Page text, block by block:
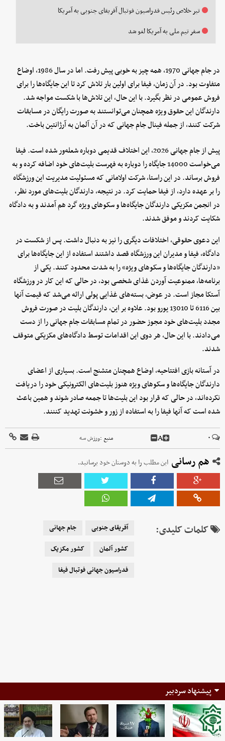
تیر خلاص رئیس فدراسیون فوتبال آفریقای جنوبی به آمریکا
سفر تیم ملی به آمریکا لغو شد
در جام جهانی 1970، همه چیز به خوبی پیش رفت. اما در سال 1986، اوضاع
متفاوت بود. در آن زمان، فیفا برای اولین بار تلاش کرد تا این جایگاه‌ها را برای
فروش عمومی در نظر بگیرد. با این حال، این تلاش‌ها با شکست مواجه شد.
دارندگان این حقوق ویژه همچنان می‌توانستند به صورت رایگان در مسابقات
شرکت کنند، از جمله فینال جام جهانی که در آن آلمان به آرژانتین باخت.
پیش از جام جهانی 2026، این اختلاف قدیمی دوباره شعله‌ور شده است. فیفا
می‌خواست 14000 جایگاه را دوباره به فهرست بلیت‌های خود اضافه کرده و به
فروش برساند. در این راستا، شرکت اولامانی که مسئولیت مدیریت این ورزشگاه
را بر عهده دارد، از فیفا حمایت کرد. در نتیجه، دارندگان بلیت‌های مورد نظر،
در انجمن مکزیکی دارندگان جایگاه‌ها و سکوهای ویژه گرد هم آمدند و به دادگاه
شکایت کردند و موفق شدند.
این دعوی حقوقی، اختلافات دیگری را نیز به دنبال داشت. پس از شکست در
دادگاه، فیفا و مدیران این ورزشگاه قصد داشتند استفاده از این جایگاه‌ها برای
«دارندگان جایگاه‌ها و سکوهای ویژه» را به شدت محدود کنند. یکی از
برنامه‌ها، ممنوعیت آوردن غذای شخصی بود، در حالی که این کار در ورزشگاه
آستکا مجاز است. در عوض، بسته‌های غذایی پولی ارائه می‌شد که قیمت آنها
بین 6116 تا 13010 یورو بود. علاوه بر این، دارندگان بلیت در صورت فروش
مجدد بلیت‌های خود مجوز حضور در تمام مسابقات جام جهانی را از دست
می‌دادند. با این حال، هر دوی این اقدامات توسط دادگاه‌های مکزیکی متوقف
شدند.
در آستانه بازی افتتاحیه، اوضاع همچنان متشنج است. بسیاری از اعضای
دارندگان جایگاه‌ها و سکوهای ویژه هنوز بلیت‌های الکترونیکی خود را دریافت
نکرده‌اند، در حالی که قرار بود این بلیت‌ها تا جمعه صادر شوند و همین باعث
شده است که آنها فیفا را به استفاده از زور و خشونت تهدید کننند.
۰ A منبع :ورزش سه
هم رسانی این مطلب را به دوستان خود برسانید.
کلمات کلیدی: آفریقای جنوبی
جام جهانی
کشور آلمان
کشور مکزیک
فدراسیون جهانی فوتبال فیفا
پیشنهاد سردبیر